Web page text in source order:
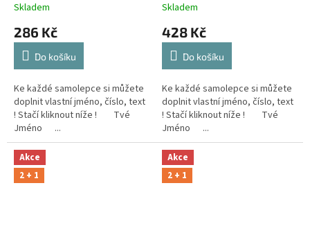
Skladem
286 Kč
Do košíku
Ke každé samolepce si můžete
doplnit vlastní jméno, číslo, text
! Stačí kliknout níže ! Tvé
Jméno ...
Skladem
428 Kč
Do košíku
Ke každé samolepce si můžete
doplnit vlastní jméno, číslo, text
! Stačí kliknout níže ! Tvé
Jméno ...
Akce
2 + 1
Akce
2 + 1